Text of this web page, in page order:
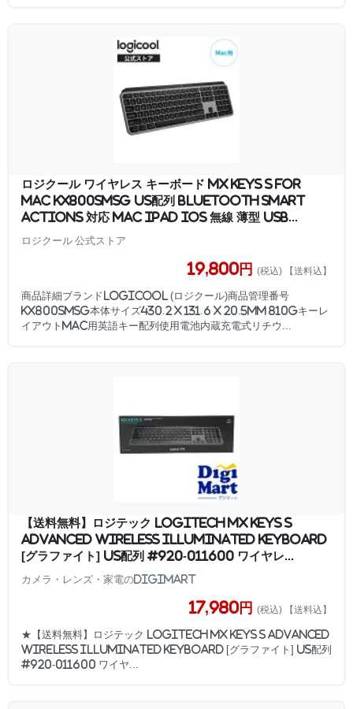
ロジクール ワイヤレス キーボード MX KEYS S for
Mac KX800sMSG US配列 Bluetooth Smart
Actions 対応 Mac iPad iOS 無線 薄型 USB...
ロジクール 公式ストア
19,800円 (税込) 【送料込】
商品詳細ブランドLogicool (ロジクール)商品管理番号
KX800sMSG本体サイズ430.2 x 131.6 x 20.5mm 810gキーレ
イアウトMac用英語キー配列使用電池内蔵充電式リチウ...
【送料無料】ロジテック LOGITECH MX KEYS S
Advanced Wireless Illuminated Keyboard
[グラファイト] US配列 #920-011600 ワイヤレ...
カメラ・レンズ・家電のDigiMart
17,980円 (税込) 【送料込】
★【送料無料】ロジテック LOGITECH MX KEYS S Advanced
Wireless Illuminated Keyboard [グラファイト] US配列
#920-011600 ワイヤ...